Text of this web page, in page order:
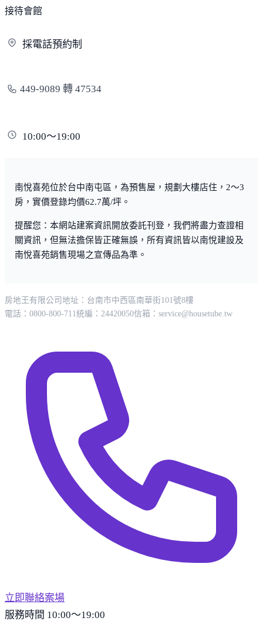
接待會館
採電話預約制
449-9089 轉 47534
10:00～19:00
南悅喜苑位於台中南屯區，為預售屋，規劃大樓店住，2～3
房，實價登錄均價62.7萬/坪。
提醒您：本網站建案資訊開放委託刊登，我們將盡力查證相
關資訊，但無法擔保皆正確無誤，所有資訊皆以南悅建設及
南悅喜苑銷售現場之宣傳品為準。
房地王有限公司 地址：台南市中西區南華街101號8樓
電話：0800-800-711統編：24420050信箱： service@housetube.tw
立即聯絡案場
服務時間 10:00～19:00